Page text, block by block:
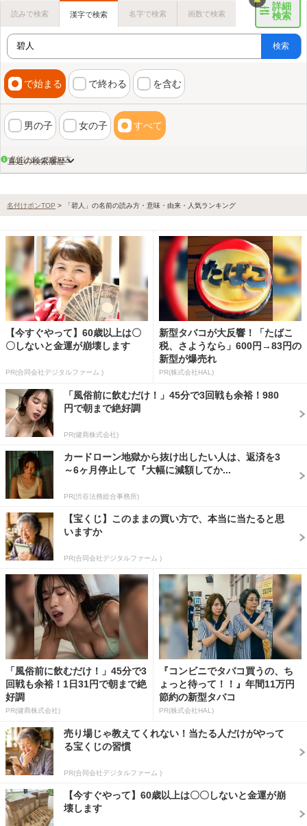
詳細
検索
読みで検索 漢字で検索 名字で検索 画数で検索
検索
で始まる で終わる を含む
男の子 女の子 すべて
名付けポンの使い方
直近の検索履歴
名付けポンTOP > 「碧人」の名前の読み方・意味・由来・人気ランキング
【今すぐやって】60歳以上は〇
〇しないと金運が崩壊します
PR(合同会社デジタルファーム )
新型タバコが大反響！「たばこ
税、さようなら」600円→83円の
新型が爆売れ
PR(株式会社HAL)
「風俗前に飲むだけ！」45分で3回戦も余裕！980
円で朝まで絶好調
PR(健商株式会社)
カードローン地獄から抜け出したい人は、返済を3
～6ヶ月停止して『大幅に減額してか...
PR(渋谷法務総合事務所)
【宝くじ】このままの買い方で、本当に当たると思
いますか
PR(合同会社デジタルファーム )
「風俗前に飲むだけ！」45分で3
回戦も余裕！1日31円で朝まで絶
好調
PR(健商株式会社)
『コンビニでタバコ買うの、ち
ょっと待って！！』年間11万円
節約の新型タバコ
PR(株式会社HAL)
売り場じゃ教えてくれない！当たる人だけがやって
る宝くじの習慣
PR(合同会社デジタルファーム )
【今すぐやって】60歳以上は〇〇しないと金運が崩
壊します